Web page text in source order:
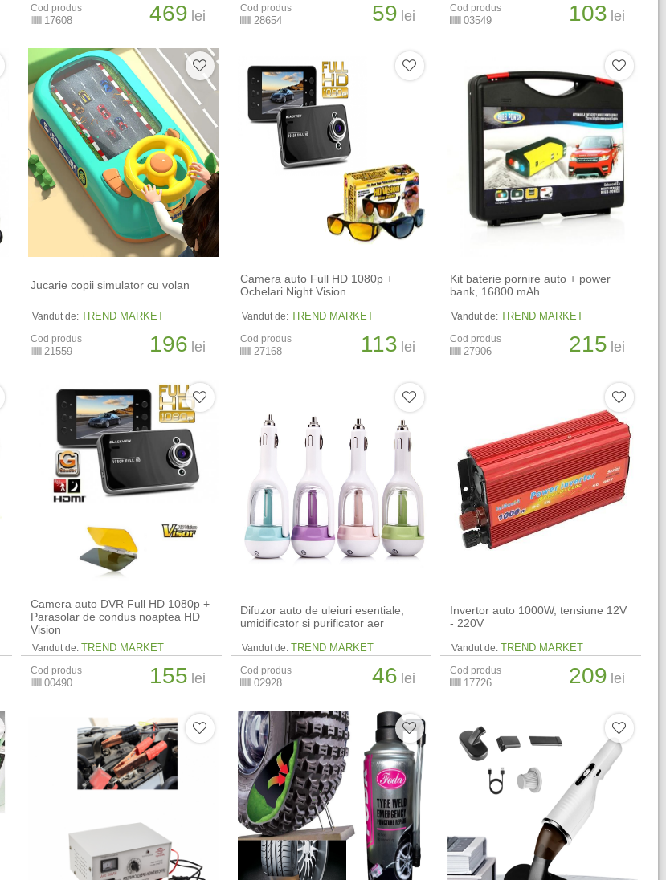
Cod produs
17608 469 lei Cod produs
28654 59 lei Cod produs
03549 103 lei
Jucarie copii simulator cu volan
Vandut de: TREND MARKET
Cod produs
21559 196 lei
Camera auto Full HD 1080p +
Ochelari Night Vision
Vandut de: TREND MARKET
Cod produs
27168 113 lei
Kit baterie pornire auto + power
bank, 16800 mAh
Vandut de: TREND MARKET
Cod produs
27906 215 lei
Camera auto DVR Full HD 1080p +
Parasolar de condus noaptea HD
Vision
Vandut de: TREND MARKET
Cod produs
00490 155 lei
Difuzor auto de uleiuri esentiale,
umidificator si purificator aer
Vandut de: TREND MARKET
Cod produs
02928 46 lei
Invertor auto 1000W, tensiune 12V
- 220V
Vandut de: TREND MARKET
Cod produs
17726 209 lei